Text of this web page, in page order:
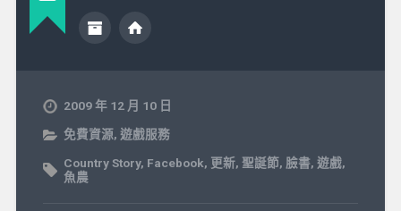
2009 年 12 月 10 日
免費資源, 遊戲服務
Country Story, Facebook, 更新, 聖誕節, 臉書, 遊戲,
魚農